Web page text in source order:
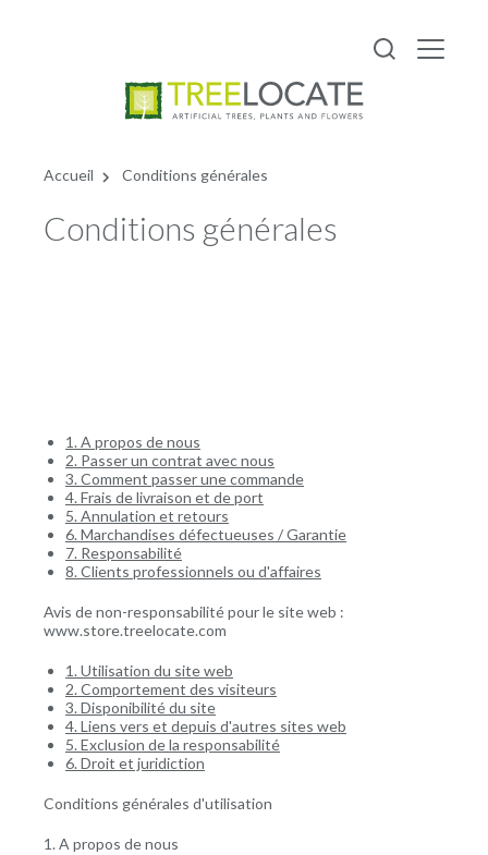
Accueil Conditions générales
Conditions générales
1. A propos de nous
2. Passer un contrat avec nous
3. Comment passer une commande
4. Frais de livraison et de port
5. Annulation et retours
6. Marchandises défectueuses / Garantie
7. Responsabilité
8. Clients professionnels ou d'affaires
Avis de non-responsabilité pour le site web :
www.store.treelocate.com
1. Utilisation du site web
2. Comportement des visiteurs
3. Disponibilité du site
4. Liens vers et depuis d'autres sites web
5. Exclusion de la responsabilité
6. Droit et juridiction
Conditions générales d'utilisation
1. A propos de nous